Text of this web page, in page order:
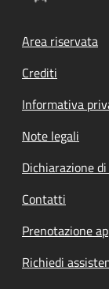
Footer
Area riservata
Crediti
Informativa
Note legali
Dichiarazione
Contatti
Prenotazione
Richiedi